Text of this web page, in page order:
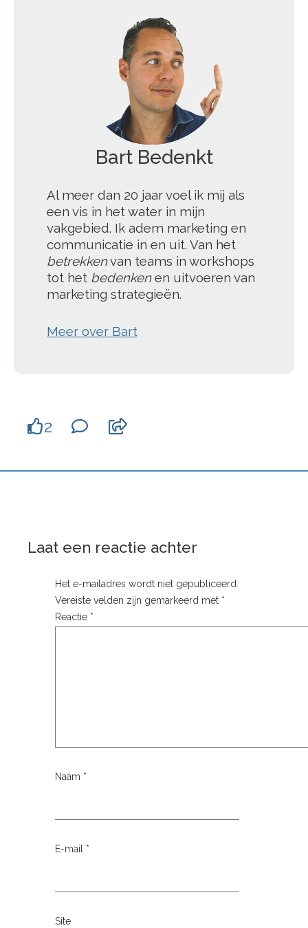
';
Al meer dan 20 jaar voel ik mij als
een vis in het water in mijn
vakgebied. Ik adem marketing en
communicatie in en uit. Van het
betrekkenvan teams in workshops
tot het bedenkenen uitvoeren van
marketing strategieën.
Meer over Bart
2
Laat een reactie achter
Het e-mailadres wordt niet gepubliceerd.
Vereiste velden zijn gemarkeerd met *
Reactie *
Naam *
E-mail *
Site